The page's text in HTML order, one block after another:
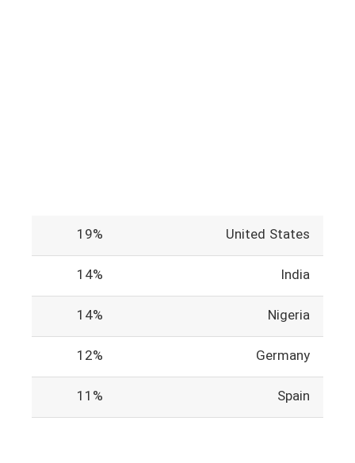
United States
19%
India
14%
Nigeria
14%
Germany
12%
Spain
11%